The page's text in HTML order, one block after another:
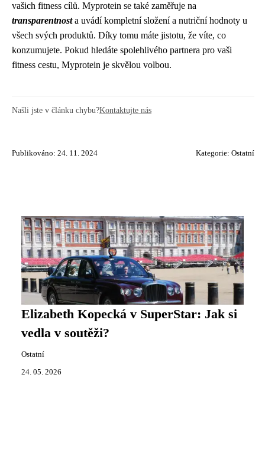
vašich fitness cílů. Myprotein se také zaměřuje na
transparentnosta uvádí kompletní složení a nutriční hodnoty u
všech svých produktů. Díky tomu máte jistotu, že víte, co
konzumujete. Pokud hledáte spolehlivého partnera pro vaši
fitness cestu, Myprotein je skvělou volbou.
Našli jste v článku chybu?Kontaktujte nás
Publikováno: 24. 11. 2024 Kategorie: Ostatní
Elizabeth Kopecká v SuperStar: Jak si
vedla v soutěži?
Ostatní
24. 05. 2026